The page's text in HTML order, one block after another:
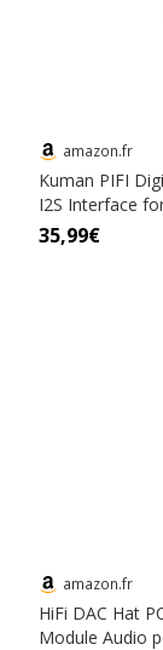
amazon.fr
Kuman PIFI
I2S Interface
35,99€
amazon.fr
HiFi DAC Hat
Module Audio